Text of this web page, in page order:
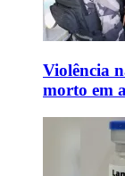
Violência
morto em